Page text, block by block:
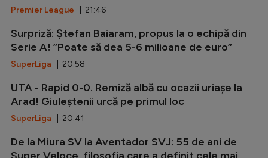
Premier League | 21:46
Surpriză: Ștefan Baiaram, propus la o echipă din
Serie A! ”Poate să dea 5-6 milioane de euro”
SuperLiga | 20:58
UTA - Rapid 0-0. Remiză albă cu ocazii uriașe la
Arad! Giuleștenii urcă pe primul loc
SuperLiga | 20:41
De la Miura SV la Aventador SVJ: 55 de ani de